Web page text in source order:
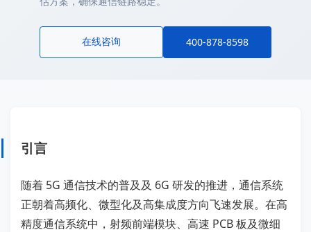
在线咨询 400-878-8598
引言
随着 5G 通信技术的普及及 6G 研发的推进，通信系统
正朝着高频化、微型化及高集成度方向飞速发展。在高
精度通信系统中，射频前端模块、高速 PCB 板及微细